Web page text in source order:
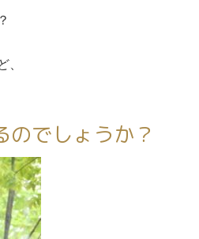
、
のでしょうか？